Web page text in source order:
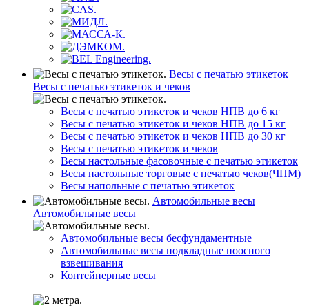
Весы с печатью этикеток
Весы с печатью этикеток и чеков
Весы с печатью этикеток и чеков НПВ до 6 кг
Весы с печатью этикеток и чеков НПВ до 15 кг
Весы с печатью этикеток и чеков НПВ до 30 кг
Весы с печатью этикеток и чеков
Весы настольные фасовочные с печатью этикеток
Весы настольные торговые с печатью чеков(ЧПМ)
Весы напольные с печатью этикеток
Автомобильные весы
Автомобильные весы
Автомобильные весы бесфундаментные
Автомобильные весы подкладные поосного
взвешивания
Контейнерные весы